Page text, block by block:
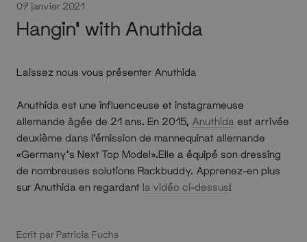
07 janvier 2021
Hangin' with Anuthida
Laissez nous vous présenter Anuthida
Anuthida est une influenceuse et instagrameuse
allemande âgée de 21 ans. En 2015, Anuthida est arrivée
deuxième dans l'émission de mannequinat allemande
«Germany's Next Top Model».Elle a équipé son dressing
de nombreuses solutions Rackbuddy. Apprenez-en plus
sur Anuthida en regardant la vidéo ci-dessus!
Ecrit par Patricia Fuchs